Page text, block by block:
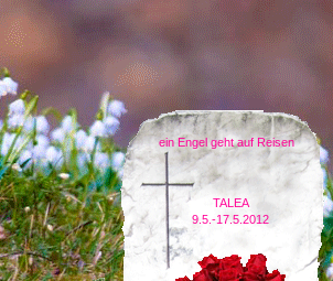
TALEA
9.5.-17.5.2012
ein Engel geht auf Reisen